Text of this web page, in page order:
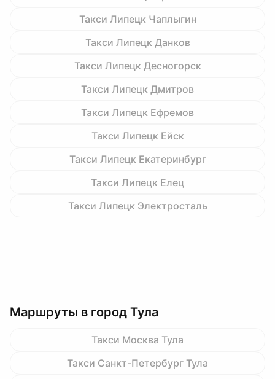
Такси Липецк Чаплыгин
Такси Липецк Данков
Такси Липецк Десногорск
Такси Липецк Дмитров
Такси Липецк Ефремов
Такси Липецк Ейск
Такси Липецк Екатеринбург
Такси Липецк Елец
Такси Липецк Электросталь
Маршруты в город Тула
Такси Москва Тула
Такси Санкт-Петербург Тула